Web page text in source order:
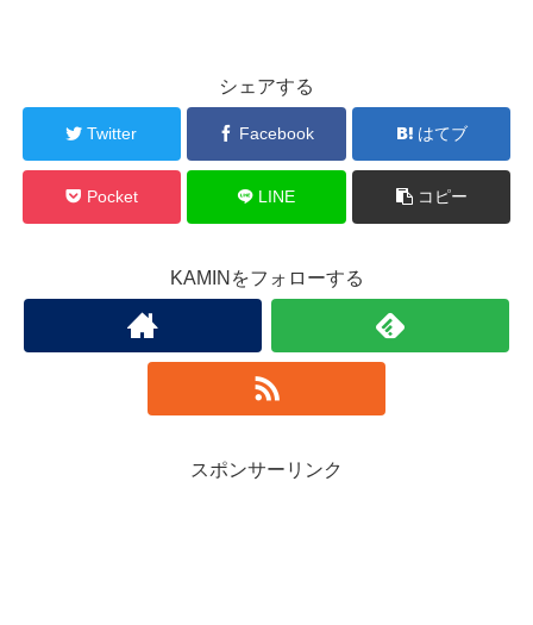
シェアする
Twitter Facebook はてブ
Pocket LINE コピー
KAMINをフォローする
スポンサーリンク